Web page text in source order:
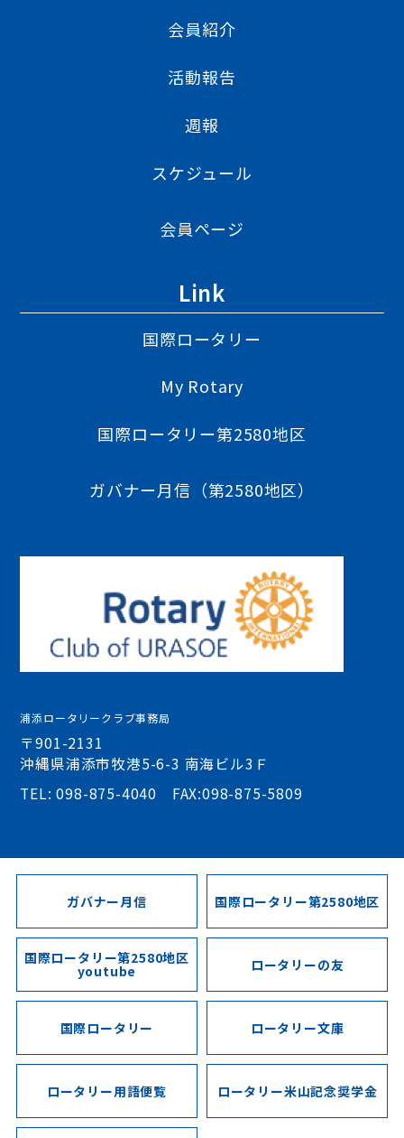
浦添ロータリークラブ事務局
〒901-2131
沖縄県浦添市牧港5-6-3 南海ビル3Ｆ
TEL: 098-875-4040 FAX:098-875-5809
会員紹介
活動報告
週報
スケジュール
会員ページ
Link
国際ロータリー
My Rotary
国際ロータリー第2580地区
ガバナー月信（第2580地区）
ガバナー月信 国際ロータリー第2580地区
国際ロータリー第2580地区
youtube ロータリーの友
国際ロータリー ロータリー文庫
ロータリー用語便覧 ロータリー米山記念奨学金